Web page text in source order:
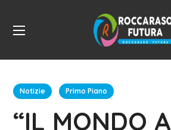
Notizie Primo Piano
“IL MONDO A